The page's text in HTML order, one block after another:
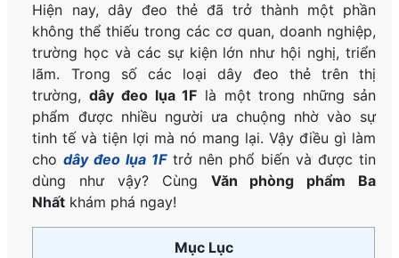
Hiện nay, dây đeo thẻ đã trở thành một phần
không thể thiếu trong các cơ quan, doanh nghiệp,
trường học và các sự kiện lớn như hội nghị, triển
lãm. Trong số các loại dây đeo thẻ trên thị
trường,dây đeo lụa 1F là một trong những sản
phẩm được nhiều người ưa chuộng nhờ vào sự
tinh tế và tiện lợi mà nó mang lại. Vậy điều gì làm
chodây đeo lụa 1Ftrở nên phổ biến và được tin
dùng như vậy? Cùng Văn phòng phẩm Ba
Nhất khám phá ngay!
Mục Lục